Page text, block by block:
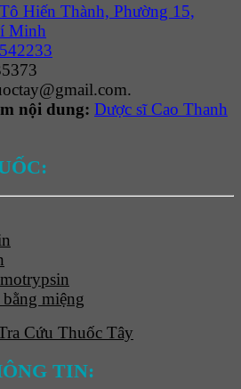
Hiến Thành, Phường 15,
Minh
nội dung: Dược sĩ Cao Thanh
miệng
Cứu Thuốc Tây
TIN: